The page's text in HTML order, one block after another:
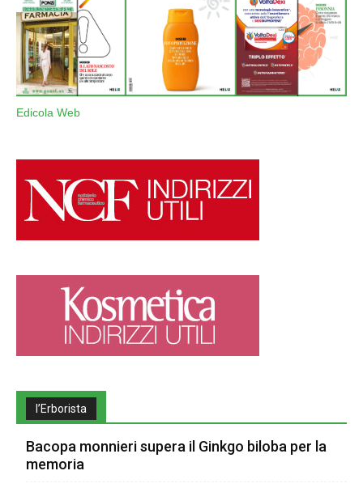
Edicola Web
l’Erborista
Bacopa monnieri supera il Ginkgo biloba per la
memoria